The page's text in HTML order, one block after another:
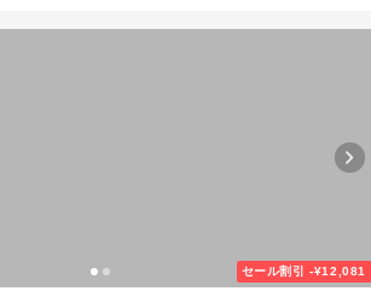
セール割引 -¥12,081